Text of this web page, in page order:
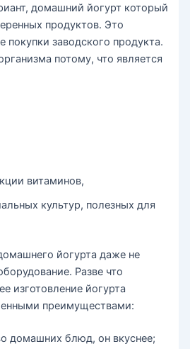
домашний йогурт который
продуктов. Это
покупки заводского продукта.
потому, что является
витаминов,
культур, полезных для
йогурта даже не
Разве что
изготовление йогурта
преимуществами:
домашних блюд, он вкуснее;